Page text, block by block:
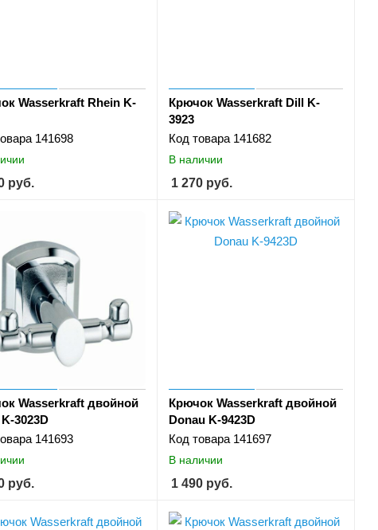
Wasserkraft Rhein K-
141698
руб.
Крючок Wasserkraft Dill K-
3923
Код товара 141682
В наличии
1 270руб.
Wasserkraft двойной
3023D
141693
руб.
Крючок Wasserkraft двойной
Donau K-9423D
Код товара 141697
В наличии
1 490руб.